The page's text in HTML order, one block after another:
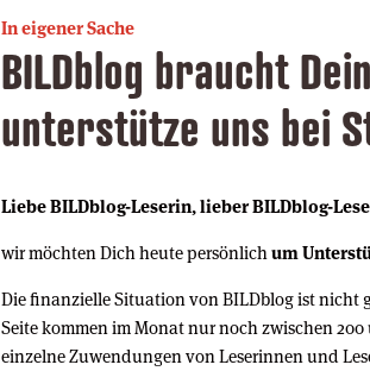
In eigener Sache
BILDblog braucht
unterstütze uns bei
Liebe BILDblog-Leserin, lieber BILDblog-
wir möchten Dich heute persönlich um
Die finanzielle Situation von BILDblog ist nicht
Seite kommen im Monat nur noch zwischen
einzelne Zuwendungen von Leserinnen und